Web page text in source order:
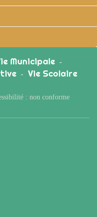
Municipale -
- Vie Scolaire
: non conforme